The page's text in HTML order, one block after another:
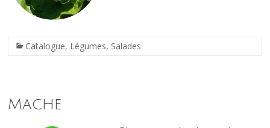
Catalogue, Légumes, Salades
Mache